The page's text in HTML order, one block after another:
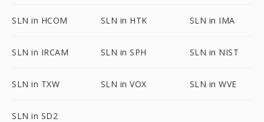
SLN in HCOM SLN in HTK SLN in IMA
SLN in IRCAM SLN in SPH SLN in NIST
SLN in TXW SLN in VOX SLN in WVE
SLN in SD2